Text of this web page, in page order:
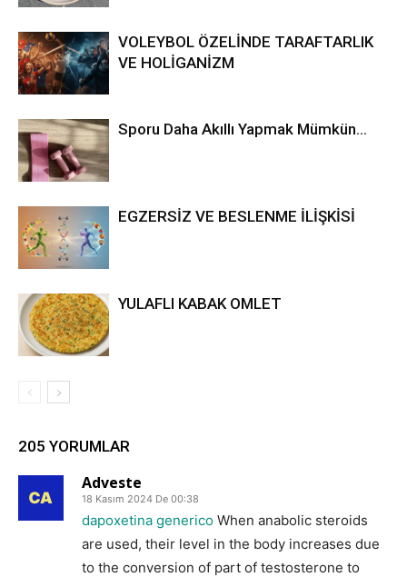
VOLEYBOL ÖZELİNDE TARAFTARLIK
VE HOLİGANİZM
Sporu Daha Akıllı Yapmak Mümkün…
EGZERSİZ VE BESLENME İLİŞKİSİ
YULAFLI KABAK OMLET
205 YORUMLAR
Adveste
18 Kasım 2024 De 00:38
dapoxetina generico When anabolic steroids
are used, their level in the body increases due
to the conversion of part of testosterone to